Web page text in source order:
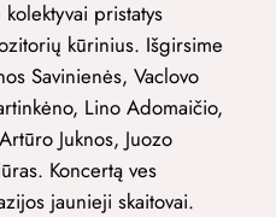
pristatys
kūrinius. Išgirsime
Savinienės, Vaclovo
Lino Adomaičio,
Juknos, Juozo
Koncertą ves
jaunieji skaitovai.